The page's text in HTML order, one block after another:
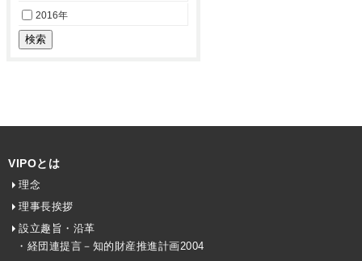
2016年
VIPOとは
理念
理事長挨拶
設立趣旨・沿革
・経団連提言－知的財産推進計画2004